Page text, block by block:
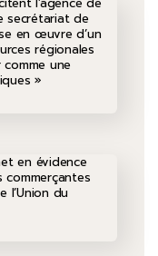
secrétariat de
en œuvre d’un
régionales
une
»
en évidence
l’Union du